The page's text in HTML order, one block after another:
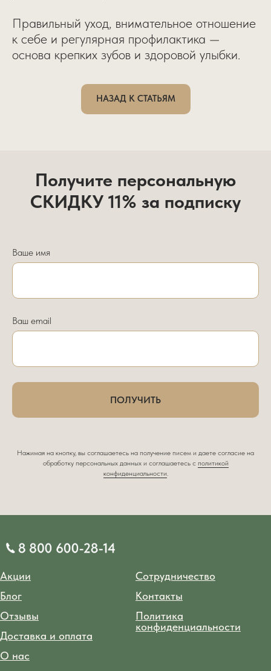
Правильный уход, внимательное отношение
к себе и регулярная профилактика —
основа крепких зубов и здоровой улыбки.
НАЗАД К СТАТЬЯМ
Получите персональную
СКИДКУ 11% за подписку
Ваше имя
Ваш email
ПОЛУЧИТЬ
Нажимая на кнопку, вы соглашаетесь на получение писем и даете согласие на
обработку персональных данных и соглашаетесь c политикой
конфиденциальности.
Акции
Блог
Отзывы
Доставка и оплата
О нас
Сотрудничество
Контакты
Политика
конфиденциальности